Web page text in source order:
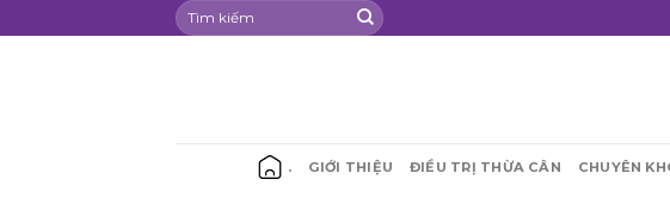
đến
. GIỚI THIỆU ĐIỀU TRỊ THỪA CÂN CHUYÊN